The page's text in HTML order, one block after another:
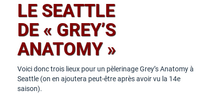
LE SEATTLE
DE « GREY’S
ANATOMY »
Voici donc trois lieux pour un pèlerinage Grey’s Anatomy à
Seattle (on en ajoutera peut-être après avoir vu la 14e
saison).